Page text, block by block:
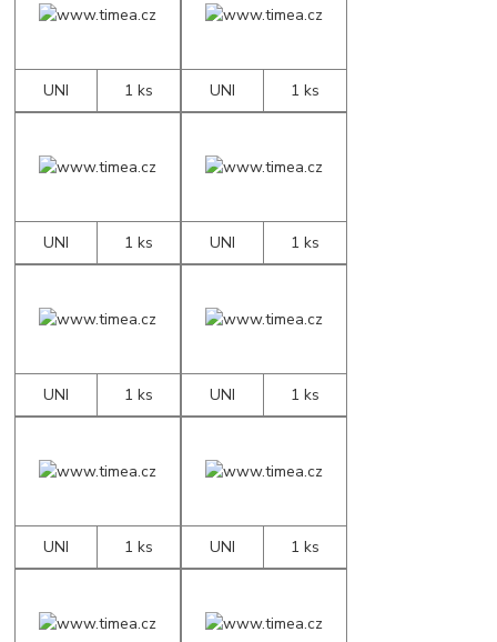
UNI 1 ks UNI 1 ks
UNI 1 ks UNI 1 ks
UNI 1 ks UNI 1 ks
UNI 1 ks UNI 1 ks